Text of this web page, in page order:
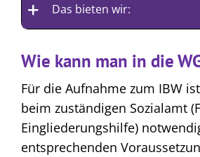
Das bieten wir:
Wie kann man in die
Für die Aufnahme zum IBW
beim zuständigen Sozialamt
Eingliederungshilfe)
entsprechenden